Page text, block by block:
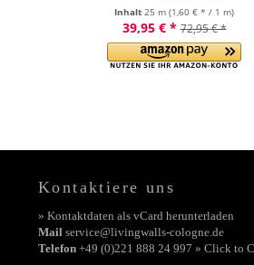
Inhalt 25 m (1,60 € * / 1 m)
39,95 € * 72,95 € *
Kontaktiere uns
» Kontaktdaten als vCard herunterladen
Mail service@livingwalls-cologne.de
Telefon +49 (0)221 888 24 997 » Click to